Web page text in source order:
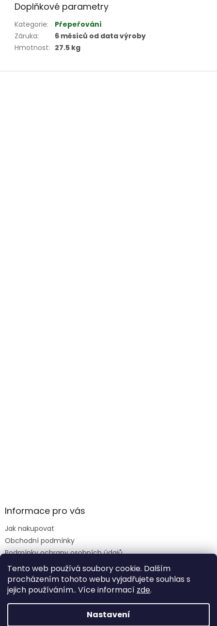
Tento web používá soubory cookie. Dalším
procházením tohoto webu vyjadřujete souhlas s
jejich používáním.. Více informací zde.
Nastavení
Doplňkové parametry
Kategorie:
Přepeřování
Záruka:
6 měsíců od data výroby
Hmotnost: 27.5 kg
Z
Informace pro vás
Jak nakupovat
Obchodní podmínky
Podmínky ochrany osobních údajů
Reklamace formulář